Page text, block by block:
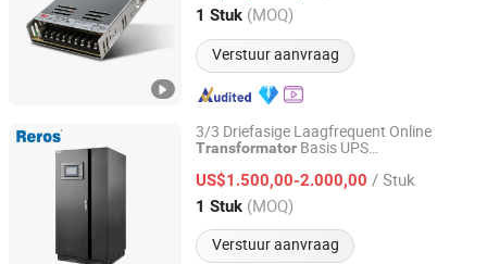
1 Stuk (MOQ)
Verstuur aanvraag
Hubei, China Sinds 2020
3/3 Driefasige Laagfrequent Online
Transformator Basis UPS
Precisieapparatuur
US$1.500,00-2.000,00 / Stuk
1 Stuk (MOQ)
Verstuur aanvraag
Reros (Changzhou) Electronics Co., Ltd.
Jiangsu, China Sinds 2019